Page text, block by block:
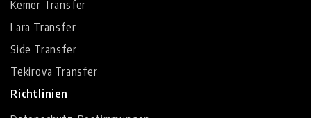
Kemer Transfer
Lara Transfer
Side Transfer
Tekirova Transfer
Richtlinien